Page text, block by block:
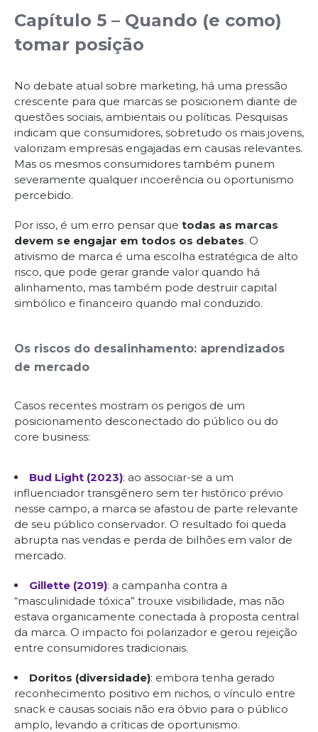
Capítulo 5 – Quando (e como)
tomar posição
No debate atual sobre marketing, há uma pressão
crescente para que marcas se posicionem diante de
questões sociais, ambientais ou políticas. Pesquisas
indicam que consumidores, sobretudo os mais jovens,
valorizam empresas engajadas em causas relevantes.
Mas os mesmos consumidores também punem
severamente qualquer incoerência ou oportunismo
percebido.
Por isso, é um erro pensar que todas as marcas
devem se engajar em todos os debates. O
ativismo de marca é uma escolha estratégica de alto
risco, que pode gerar grande valor quando há
alinhamento, mas também pode destruir capital
simbólico e financeiro quando mal conduzido.
Os riscos do desalinhamento: aprendizados
de mercado
Casos recentes mostram os perigos de um
posicionamento desconectado do público ou do
core business:
Bud Light (2023): ao associar-se a um
influenciador transgênero sem ter histórico prévio
nesse campo, a marca se afastou de parte relevante
de seu público conservador. O resultado foi queda
abrupta nas vendas e perda de bilhões em valor de
mercado.
Gillette (2019): a campanha contra a
“masculinidade tóxica” trouxe visibilidade, mas não
estava organicamente conectada à proposta central
da marca. O impacto foi polarizador e gerou rejeição
entre consumidores tradicionais.
Doritos (diversidade): embora tenha gerado
reconhecimento positivo em nichos, o vínculo entre
snack e causas sociais não era óbvio para o público
amplo, levando a críticas de oportunismo.